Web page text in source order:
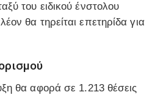
του ειδικού ένστολου
θα τηρείται επετηρίδα για
θα αφορά σε 1.213 θέσεις